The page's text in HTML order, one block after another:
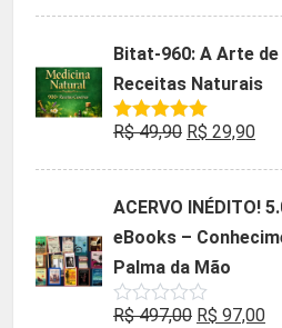
de
era:
R$ 85,90.
é:
R$
Bitat-960: A Arte
Receitas Naturais
Avaliação
R$49,90 O
era:
R$ 49,90.
R$ 29,90O
é:
R$
ACERVO INÉDITO!
eBooks –
Palma da Mão
Avaliação
R$497,00 O
R$ 97,00O